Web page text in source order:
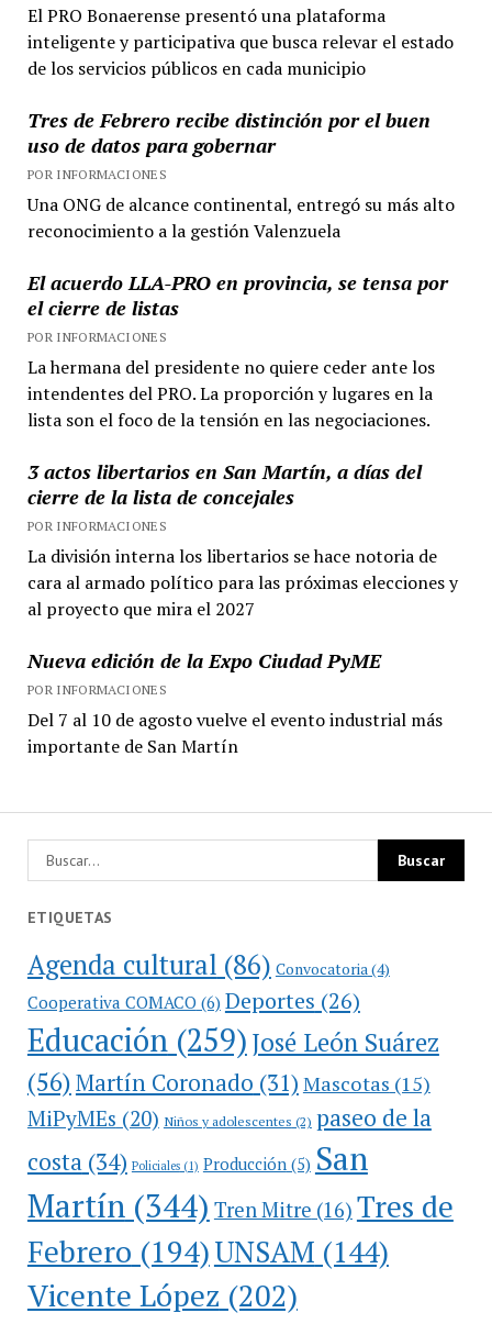
El PRO Bonaerense presentó una plataforma
inteligente y participativa que busca relevar el estado
de los servicios públicos en cada municipio
Tres de Febrero recibe distinción por el buen
uso de datos para gobernar
POR INFORMACIONES
Una ONG de alcance continental, entregó su más alto
reconocimiento a la gestión Valenzuela
El acuerdo LLA-PRO en provincia, se tensa por
el cierre de listas
POR INFORMACIONES
La hermana del presidente no quiere ceder ante los
intendentes del PRO. La proporción y lugares en la
lista son el foco de la tensión en las negociaciones.
3 actos libertarios en San Martín, a días del
cierre de la lista de concejales
POR INFORMACIONES
La división interna los libertarios se hace notoria de
cara al armado político para las próximas elecciones y
al proyecto que mira el 2027
Nueva edición de la Expo Ciudad PyME
POR INFORMACIONES
Del 7 al 10 de agosto vuelve el evento industrial más
importante de San Martín
ETIQUETAS
Agenda cultural (86) Convocatoria (4)
Cooperativa COMACO(6) Deportes (26)
Educación(259)José León Suárez
(56)Martín Coronado (31) Mascotas (15)
MiPyMEs (20) Niños y adolescentes (2) paseo de la
costa(34) Policiales(1) Producción(5) San
Martín(344) Tren Mitre (16) Tres de
Febrero (194)UNSAM (144)
Vicente López (202)